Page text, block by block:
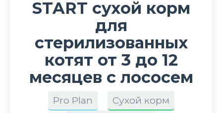
START сухой корм
для
стерилизованных
котят от 3 до 12
месяцев с лососем
Pro Plan
Сухой корм